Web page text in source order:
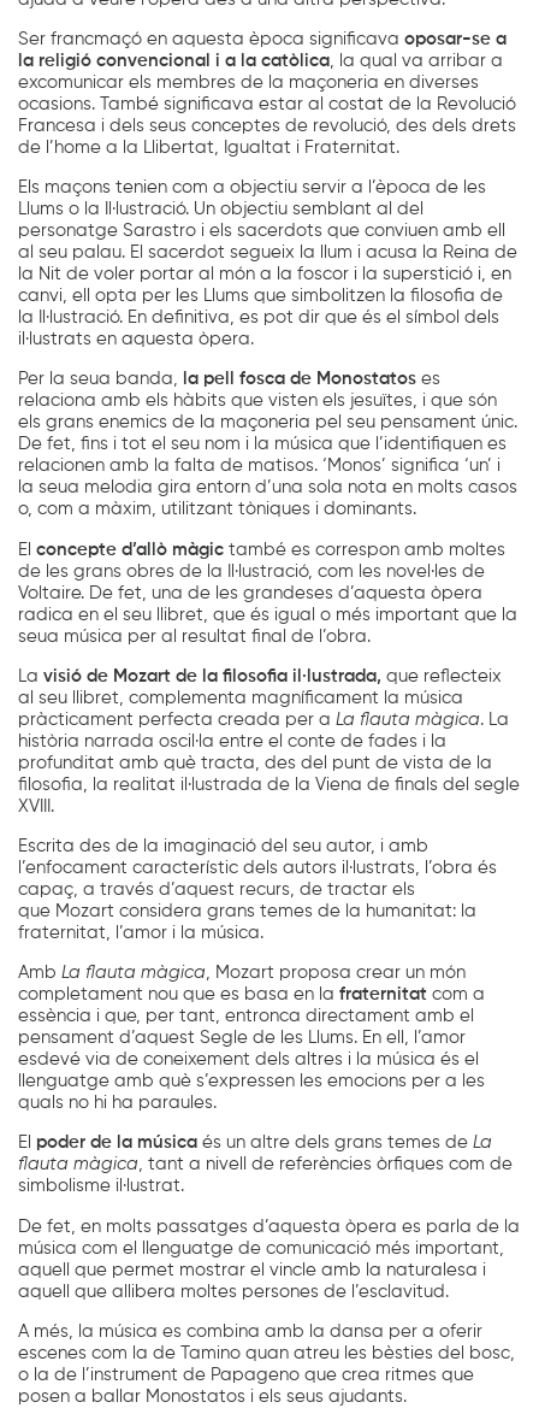
Ser francmaçó en aquesta època significavaoposar-se a
la religió convencional i a la catòlica, la qual va arribar a
excomunicar els membres de la maçoneria en diverses
ocasions. També significava estar al costat de la Revolució
Francesa i dels seus conceptes de revolució, des dels drets
de l’home a la Llibertat, Igualtat i Fraternitat.
Els maçons tenien com a objectiu servir a l’època de les
Llums o la Il·lustració. Un objectiu semblant al del
personatge Sarastro i els sacerdots que conviuen amb ell
al seu palau. El sacerdot segueix la llum i acusa la Reina de
la Nit de voler portar al món a la foscor i la superstició i, en
canvi, ell opta per les Llums que simbolitzen la filosofia de
la Il·lustració. En definitiva, es pot dir que és el símbol dels
il·lustrats en aquesta òpera.
Per la seua banda, la pell fosca de Monostatos es
relaciona amb els hàbits que visten els jesuïtes, i que són
els grans enemics de la maçoneria pel seu pensament únic.
De fet, fins i tot el seu nom i la música que l’identifiquen es
relacionen amb la falta de matisos. ‘Monos’ significa ‘un’ i
la seua melodia gira entorn d’una sola nota en molts casos
o, com a màxim, utilitzant tòniques i dominants.
Elconcepte d’allò màgictambé es correspon amb moltes
de les grans obres de la Il·lustració, com les novel·les de
Voltaire. De fet, una de les grandeses d’aquesta òpera
radica en el seu llibret, que és igual o més important que la
seua música per al resultat final de l’obra.
Lavisió de Mozart de la filosofia il·lustrada, que reflecteix
al seu llibret, complementa magníficament la música
pràcticament perfecta creada per aLa flauta màgica. La
història narrada oscil·la entre el conte de fades i la
profunditat amb què tracta, des del punt de vista de la
filosofia, la realitat il·lustrada de la Viena de finals del segle
XVIII.
Escrita des de la imaginació del seu autor, i amb
l’enfocament característic dels autors il·lustrats, l’obra és
capaç, a través d’aquest recurs, de tractar els
que Mozart considera grans temes de la humanitat: la
fraternitat, l’amor i la música.
AmbLa flauta màgica, Mozart proposa crear un món
completament nou que es basa en lafraternitat com a
essència i que, per tant, entronca directament amb el
pensament d’aquest Segle de les Llums. En ell, l’amor
esdevé via de coneixement dels altres i la música és el
llenguatge amb què s’expressen les emocions per a les
quals no hi ha paraules.
El poder de la músicaés un altre dels grans temes deLa
flauta màgica, tant a nivell de referències òrfiques com de
simbolisme il·lustrat.
De fet, en molts passatges d’aquesta òpera es parla de la
música com el llenguatge de comunicació més important,
aquell que permet mostrar el vincle amb la naturalesa i
aquell que allibera moltes persones de l’esclavitud.
A més, la música es combina amb la dansa per a oferir
escenes com la de Tamino quan atreu les bèsties del bosc,
o la de l’instrument de Papageno que crea ritmes que
posen a ballar Monostatos i els seus ajudants.